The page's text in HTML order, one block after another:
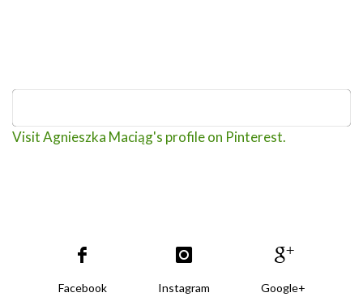
Visit Agnieszka Maciąg's profile on Pinterest.
Facebook Instagram Google+